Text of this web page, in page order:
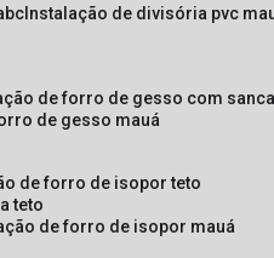
instalação de divisória pvc
de forro de gesso com sanca
de gesso mauá
de forro de isopor teto
teto
de forro de isopor mauá